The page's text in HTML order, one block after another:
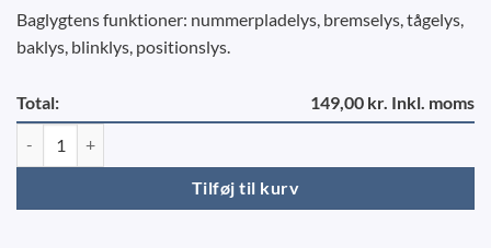
Baglygtens funktioner: nummerpladelys, bremselys, tågelys,
baklys, blinklys, positionslys.
Total: 149,00 kr. Inkl. moms
Tilføj til kurv